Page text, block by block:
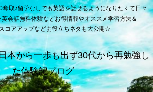
取♪留学なしでも英語を話せるようになりたくて日々
会話無料体験などお得情報やオススメ学習方法＆
コアアップなどお役立ちネタも大公開☆
本から一歩も出ず30代から再勉強し
た体験記ブログ